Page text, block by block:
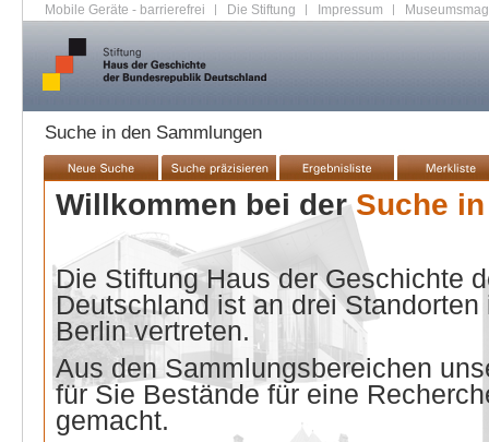
Mobile Geräte - barrierefrei | Die Stiftung | Impressum |
Suche in den Sammlungen
Willkommen bei derSuche
Die Stiftung Haus der Geschichte
Deutschland ist an drei
Berlin vertreten.
Aus den Sammlungsbereichen
für Sie Bestände für eine
gemacht.